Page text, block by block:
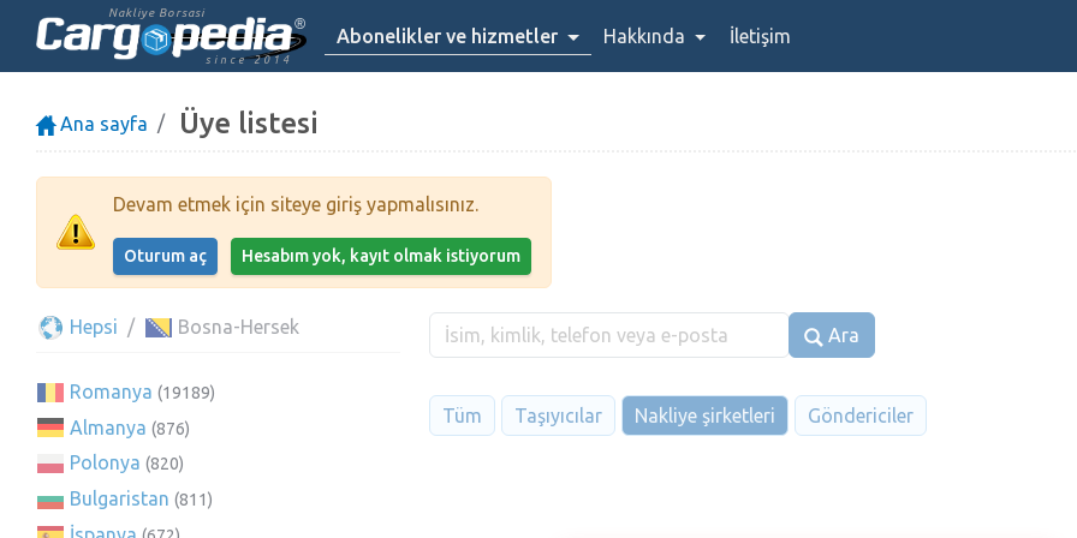
Nakliye Borsasi
since 2014
Abonelikler ve hizmetler Hakkında İletişim
Ana sayfa Üye listesi
Devam etmek için siteye giriş yapmalısınız.
Oturum aç Hesabım yok, kayıt olmak istiyorum
Hepsi Bosna-Hersek
Romanya (19189)
Almanya (876)
Polonya (820)
Bulgaristan (811)
Ara
Tüm Taşıyıcılar Nakliye şirketleri Göndericiler